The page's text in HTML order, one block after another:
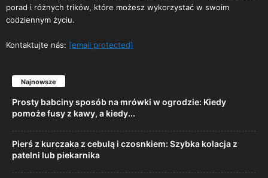
porad i różnych trików, które możesz wykorzystać w swoim
codziennym życiu.
Kontaktujte nás: [email protected]
Najnowsze
Prosty babciny sposób na mrówki w ogrodzie: Kiedy
pomoże fusy z kawy, a kiedy...
Pierś z kurczaka z cebulą i czosnkiem: Szybka kolacja z
patelni lub piekarnika